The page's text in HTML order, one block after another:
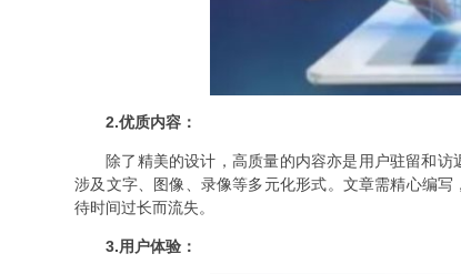
2.优质内容：
除了精美的设计，高质量的内容亦是用户驻留和
涉及文字、图像、录像等多元化形式。文章需精心编
待时间过长而流失。
3.用户体验：